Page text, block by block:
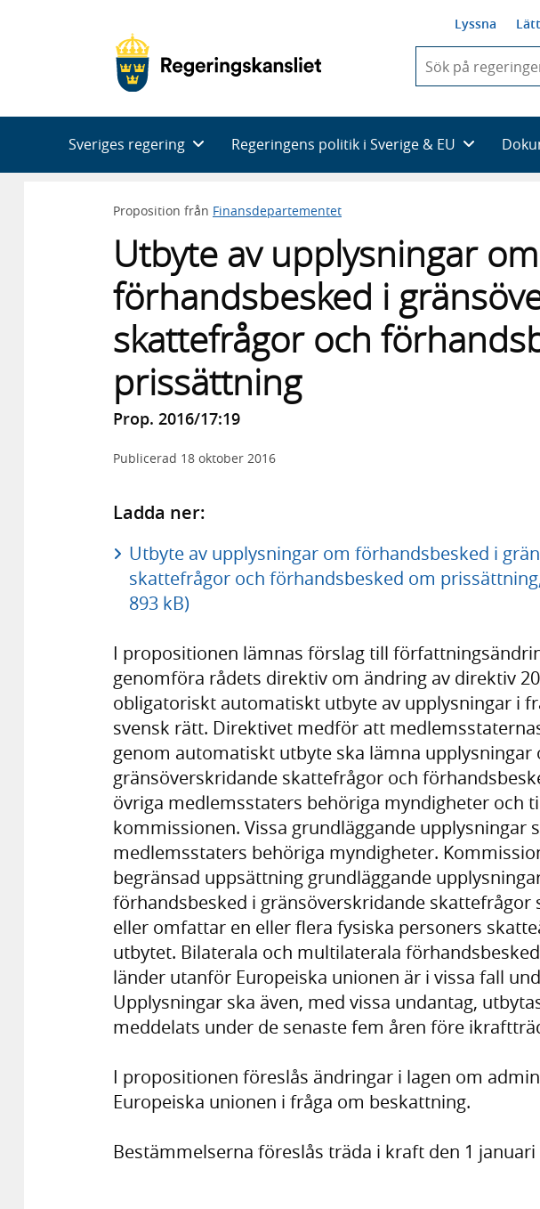
Lyssna
du
skriva
framträder
en
Sveriges regering Regeringens politik i Sverige & EU
Proposition från Finansdepartementet
Utbyte av upplysningar om
förhandsbesked i
skattefrågor och
prissättning
Prop. 2016/17:19
Publicerad 18 oktober 2016
Ladda ner:
Utbyte av upplysningar om förhandsbesked i
skattefrågor och förhandsbesked om
893 kB)
I propositionen lämnas förslag till
genomföra rådets direktiv om ändring av direktiv
obligatoriskt automatiskt utbyte av upplysningar i
svensk rätt. Direktivet medför att
genom automatiskt utbyte ska lämna upplysningar
gränsöverskridande skattefrågor och
övriga medlemsstaters behöriga myndigheter och
kommissionen. Vissa grundläggande upplysningar
medlemsstaters behöriga myndigheter.
begränsad uppsättning grundläggande
förhandsbesked i gränsöverskridande skattefrågor
eller omfattar en eller flera fysiska personers
utbytet. Bilaterala och multilaterala
länder utanför Europeiska unionen är i vissa fall
Upplysningar ska även, med vissa undantag,
meddelats under de senaste fem åren före
I propositionen föreslås ändringar i lagen om
Europeiska unionen i fråga om beskattning.
Bestämmelserna föreslås träda i kraft den 1 januari